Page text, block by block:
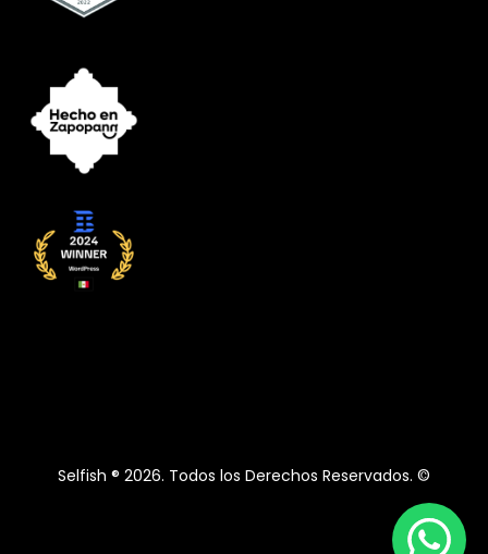
Selfish ® 2026. Todos los Derechos Reservados. ©